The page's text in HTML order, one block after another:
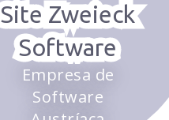
Site Zweieck
Software
Empresa de
Software